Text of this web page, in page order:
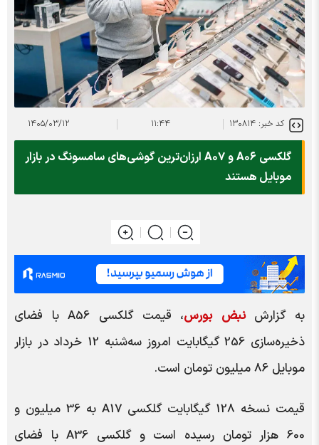
کد خبر: ۱۳۰۸۱۴ ۱۱:۴۴ ۱۴۰۵/۰۳/۱۲
گلکسی A۰۶ و A۰۷ ارزان‌ترین گوشی‌های سامسونگ در بازار
موبایل هستند
به گزارشنبض بورس
، قیمت گلکسی A56 با فضای
ذخیره‌سازی 256 گیگابایت امروز سه‌شنبه 12 خرداد در بازار
موبایل 86 میلیون تومان است.
قیمت نسخه 128 گیگابایت گلکسی A17 به 36 میلیون و
600 هزار تومان رسیده است و گلکسی A36 با فضای